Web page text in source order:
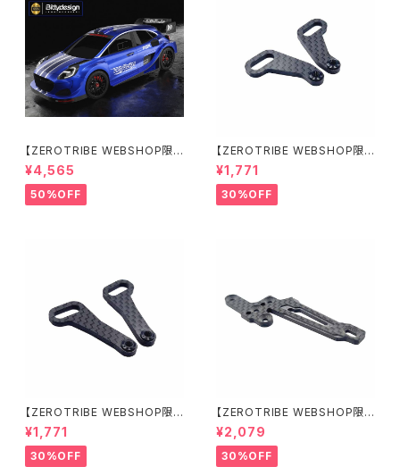
【ZEROTRIBE WEBSHOP限
定価格】BDRX-190P10R P1
0R クリアーボディ 1/10 ラリー
190mm ライトウェイト
¥4,565
50%OFF
【ZEROTRIBE WEBSHOP限
定価格】RCM-X4-CSAR カ
ーボンリアステアリングアームセ
ット XRAY X4用
¥1,771
30%OFF
【ZEROTRIBE WEBSHOP限
定価格】RCM-X4-CSAF カ
ーボンフロントステアリングアー
ムセット XRAY X4用
¥1,771
30%OFF
【ZEROTRIBE WEBSHOP限
定価格】RCM-X4-FSM-F G
eoCarbon フローティングフロ
ントサーボマウント XRAY X4用
¥2,079
30%OFF